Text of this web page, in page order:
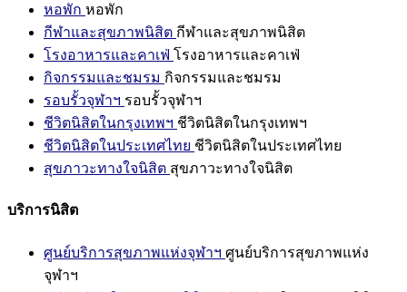
หอพัก หอพัก
กีฬาและสุขภาพนิสิต กีฬาและสุขภาพนิสิต
โรงอาหารและคาเฟ่ โรงอาหารและคาเฟ่
กิจกรรมและชมรม กิจกรรมและชมรม
รอบรั้วจุฬาฯ รอบรั้วจุฬาฯ
ชีวิตนิสิตในกรุงเทพฯ ชีวิตนิสิตในกรุงเทพฯ
ชีวิตนิสิตในประเทศไทย ชีวิตนิสิตในประเทศไทย
สุขภาวะทางใจนิสิต สุขภาวะทางใจนิสิต
บริการนิสิต
ศูนย์บริการสุขภาพแห่งจุฬาฯ ศูนย์บริการสุขภาพแห่ง
จุฬาฯ